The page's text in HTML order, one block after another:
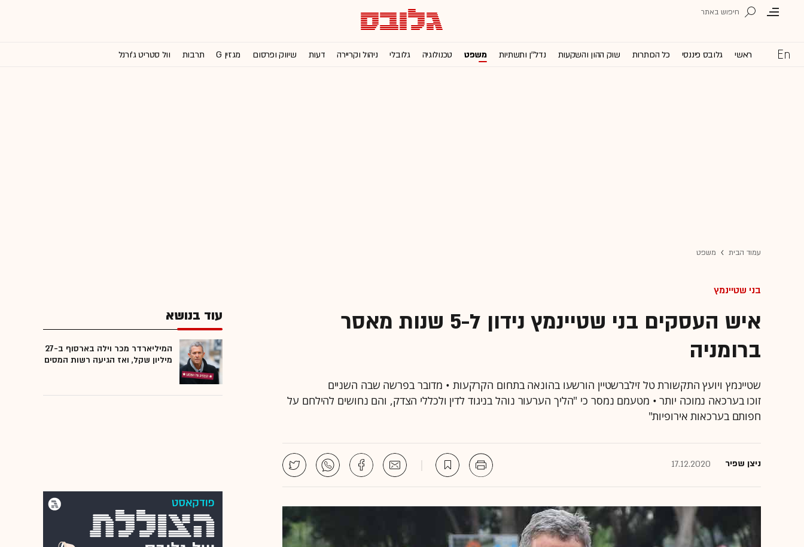
ראשי גלובס פיננסי כל הכותרות שוק ההון והשקעות נדל''ן ותשתיות משפט טכנולוגיה גלובלי ניהול וקריירה דעות שיווק ופרסום מגזין G תרבות וול סטריט ג'ורנל
עמוד הבית משפט
בני שטיינמץ
איש העסקים בני שטיינמץ נידון ל-5 שנות מאסר
ברומניה
שטיינמץ ויועץ התקשורת טל זילברשטיין הורשעו בהונאה בתחום הקרקעות • מדובר בפרשה שבה השניים
זוכו בערכאה נמוכה יותר • מטעמם נמסר כי "הליך הערעור נוהל בניגוד לדין ולכללי הצדק, והם נחושים להילחם על
חפותם בערכאות אירופיות"
ניצן שפיר 17.12.2020
עוד בנושא
המיליארדר מכר וילה בארסוף ב-27
מיליון שקל, ואז הגיעה רשות המסים